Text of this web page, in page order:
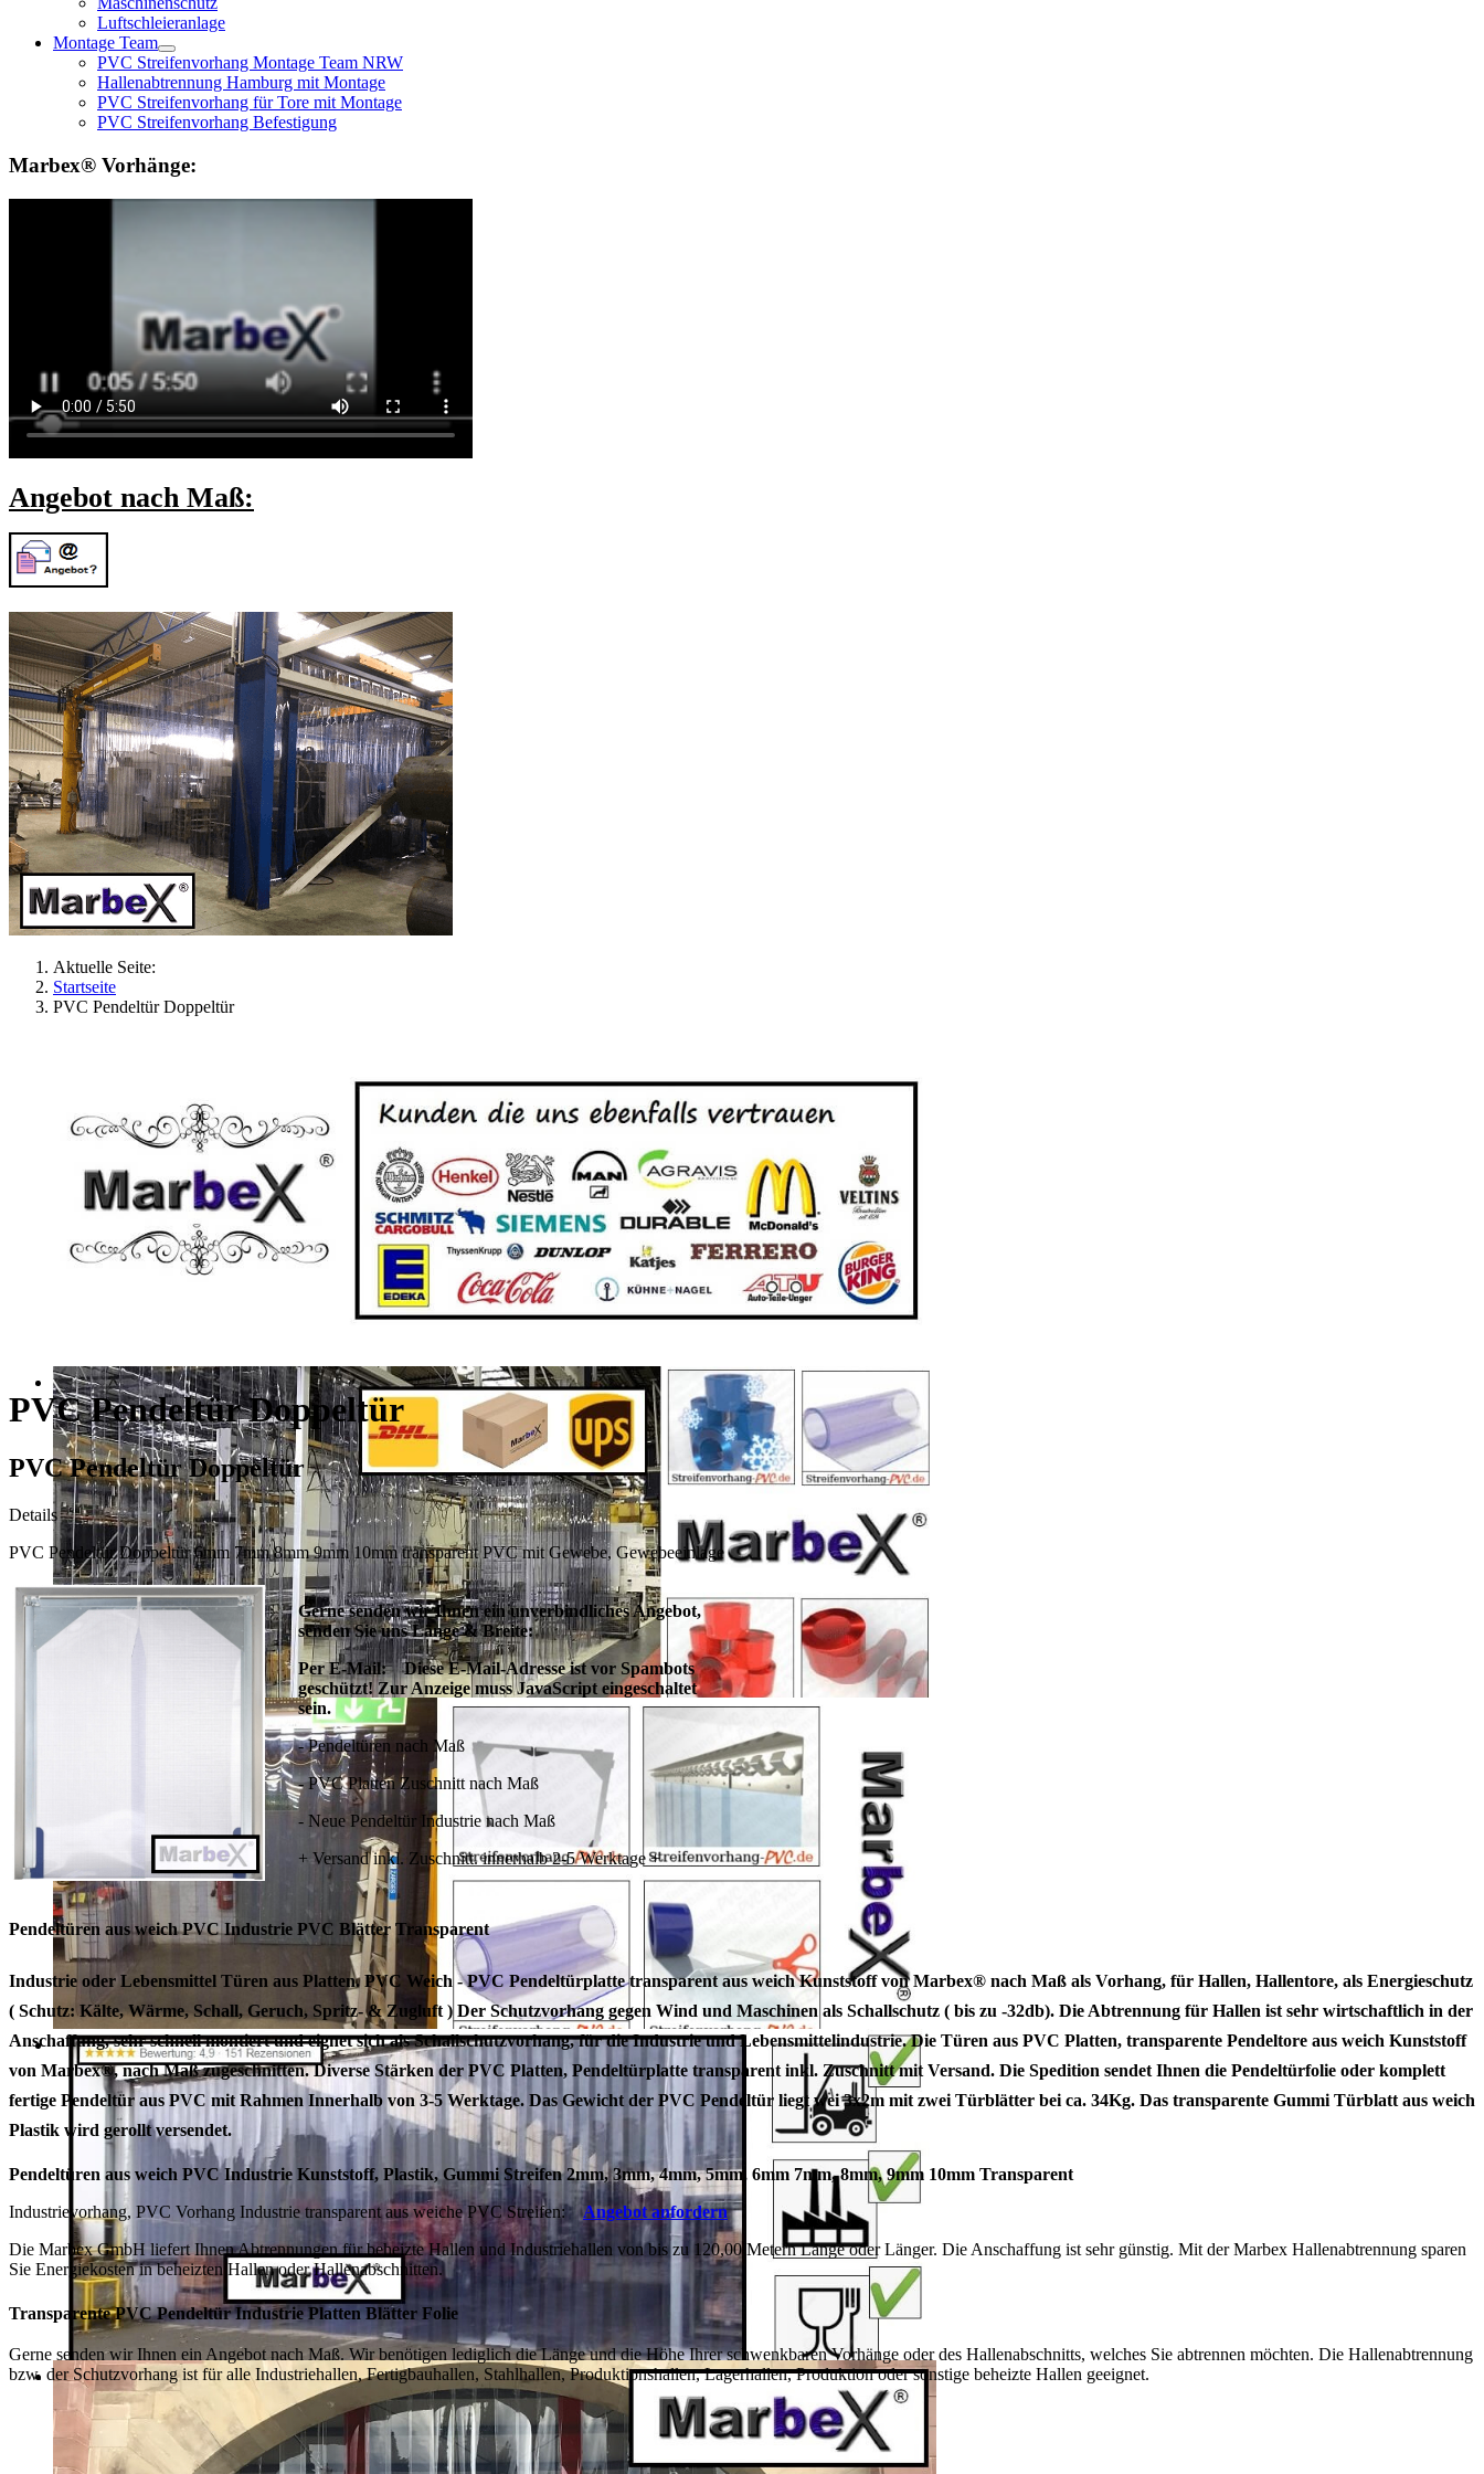
Luftschleieranlage
Montage Team
PVC Streifenvorhang Montage Team NRW
Hallenabtrennung Hamburg mit Montage
PVC Streifenvorhang für Tore mit Montage
PVC Streifenvorhang Befestigung
Marbex® Vorhänge:
Angebot nach Maß:
Aktuelle Seite:
Startseite
PVC Pendeltür Doppeltür
PVC Pendeltür Doppeltür
PVC Pendeltür Doppeltür
Details
PVC Pendeltür Doppeltür 6mm 7mm 8mm 9mm 10mm transparent PVC mit Gewebe, Gewebeeinlage
Gerne senden wir Ihnen ein unverbindliches Angebot,
senden Sie uns Länge & Breite:
Per E-Mail:Diese E-Mail-Adresse ist vor Spambots
geschützt! Zur Anzeige muss JavaScript eingeschaltet
sein.
- Pendeltüren nach Maß
- PVC Platten Zuschnitt nach Maß
- Neue Pendeltür Industrie nach Maß
+ Versand inkl. Zuschnitt. innerhalb 2-5 Werktage +
Pendeltüren aus weich PVC Industrie PVC Blätter Transparent
Industrie oder Lebensmittel Türen aus Platten. PVC Weich - PVC Pendeltürplatte transparent aus weich Kunststoff von Marbex® nach Maß als Vorhang, für Hallen, Hallentore, als Energieschutz
( Schutz: Kälte, Wärme, Schall, Geruch, Spritz- & Zugluft ) Der Schutzvorhang gegen Wind und Maschinen als Schallschutz ( bis zu -32db). Die Abtrennung für Hallen ist sehr wirtschaftlich in der
Anschaffung, sehr schnell montiert und eignet sich als Schallschutzvorhang, für die Industrie und Lebensmittelindustrie. Die Türen aus PVC Platten, transparente Pendeltore aus weich Kunststoff
von Marbex®, nach Maß zugeschnitten. Diverse Stärken der PVC Platten, Pendeltürplatte transparent inkl. Zuschnitt mit Versand. Die Spedition sendet Ihnen die Pendeltürfolie oder komplett
fertige Pendeltür aus PVC mit Rahmen Innerhalb von 3-5 Werktage. Das Gewicht der PVC Pendeltür liegt wei 3x2m mit zwei Türblätter bei ca. 34Kg. Das transparente Gummi Türblatt aus weich
Plastik wird gerollt versendet.
Pendeltüren aus weich PVC Industrie Kunststoff, Plastik, Gummi Streifen 2mm, 3mm, 4mm, 5mm, 6mm 7mm, 8mm, 9mm 10mm Transparent
Industrievorhang, PVC Vorhang Industrie transparent aus weiche PVC Streifen:
Angebot anfordern
Die Marbex GmbH liefert Ihnen Abtrennungen für beheizte Hallen und Industriehallen von bis zu 120,00 Metern Länge oder Länger. Die Anschaffung ist sehr günstig. Mit der Marbex Hallenabtrennung sparen
Sie Energiekosten in beheizten Hallen oder Hallenabschnitten.
Transparente PVC Pendeltür Industrie Platten Blätter Folie
Gerne senden wir Ihnen ein Angebot nach Maß. Wir benötigen lediglich die Länge und die Höhe Ihrer schwenkbaren Vorhänge oder des Hallenabschnitts, welches Sie abtrennen möchten. Die Hallenabtrennung
bzw. der Schutzvorhang ist für alle Industriehallen, Fertigbauhallen, Stahlhallen, Produktionshallen, Lagerhallen, Produktion oder sonstige beheizte Hallen geeignet.